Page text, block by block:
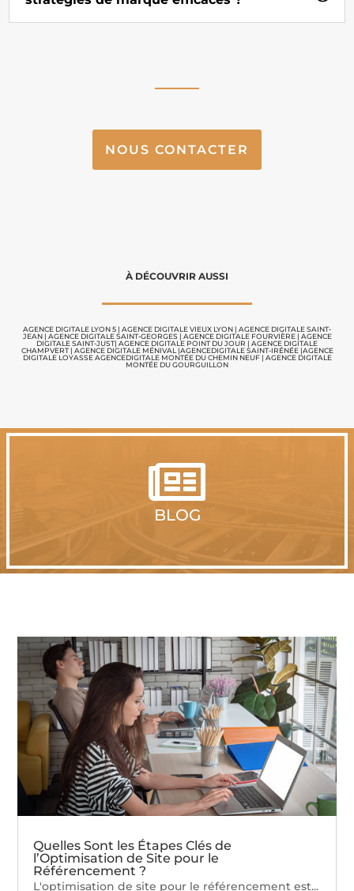
NOUS CONTACTER
À DÉCOUVRIR AUSSI
AGENCE DIGITALE LYON 5 | AGENCE DIGITALE VIEUX LYON | AGENCE DIGITALE SAINT-
JEAN| AGENCE DIGITALE SAINT-GEORGES| AGENCE DIGITALE FOURVIÈRE| AGENCE
DIGITALE SAINT-JUST| AGENCE DIGITALE POINT DU JOUR | AGENCE DIGITALE
CHAMPVERT| AGENCE DIGITALE MÉNIVAL |AGENCEDIGITALE SAINT-IRÉNÉE |AGENCE
DIGITALE LOYASSEAGENCEDIGITALE MONTÉE DU CHEMIN NEUF| AGENCE DIGITALE
MONTÉE DU GOURGUILLON

BLOG
Quelles Sont les Étapes Clés de
l’Optimisation de Site pour le
Référencement ?
L'optimisation de site pour le référencement est...